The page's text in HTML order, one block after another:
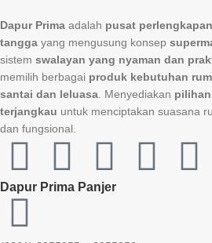
Dapur Prima adalah pusat
tangga yang mengusung konsep
sistem swalayan yang nyaman dan
memilih berbagai produk kebutuhan
santai dan leluasa . Menyediakan
terjangkau untuk menciptakan suasana
dan fungsional.
Dapur Prima Panjer